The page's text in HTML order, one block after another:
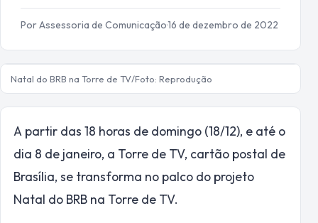
Por Assessoria de Comunicação·16 de dezembro de 2022
Natal do BRB na Torre de TV/Foto: Reprodução
A partir das 18 horas de domingo (18/12), e até o
dia 8 de janeiro, a Torre de TV, cartão postal de
Brasília, se transforma no palco do projeto
Natal do BRB na Torre de TV.